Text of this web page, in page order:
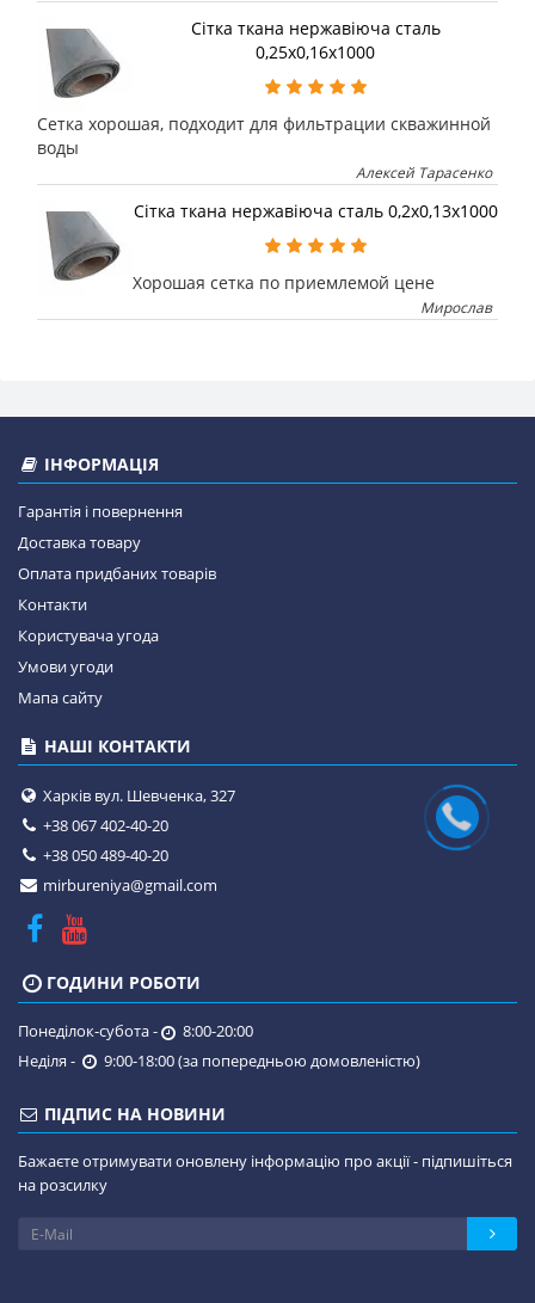
Сітка ткана нержавіюча сталь
0,25х0,16х1000
Сетка хорошая, подходит для фильтрации скважинной
воды
Алексей Тарасенко
Сітка ткана нержавіюча сталь 0,2х0,13х1000
Хорошая сетка по приемлемой цене
Мирослав
ІНФОРМАЦІЯ
Гарантія і повернення
Доставка товару
Оплата придбаних товарів
Контакти
Користувача угода
Умови угоди
Мапа сайту
НАШІ КОНТАКТИ
Харків вул. Шевченка, 327
+38 067 402-40-20
+38 050 489-40-20
mirbureniya@gmail.com
ГОДИНИ РОБОТИ
Понеділок-субота -
8:00-20:00
Неділя -
9:00-18:00 (за попередньою домовленістю)
ПІДПИС НА НОВИНИ
Бажаєте отримувати оновлену інформацію про акції - підпишіться
на розсилку